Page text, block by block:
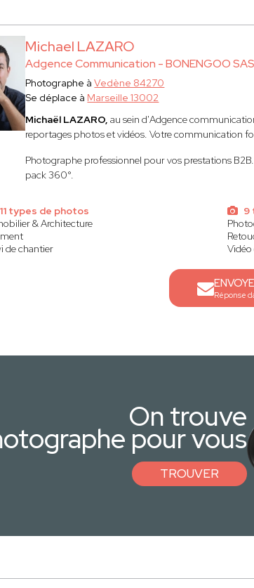
Michael LAZARO
Adgence Communication - BONENGOO SAS
Photographe àVedène 84270
Se déplace à Marseille 13002
Michaël LAZARO,au sein d'Adgence
reportages photos et vidéos. Votre communication
Photographe professionnel pour vos prestations
pack 360°.
11 types de photos
& Architecture
de chantier
9
Réponse
On trouve
pour vous
TROUVER